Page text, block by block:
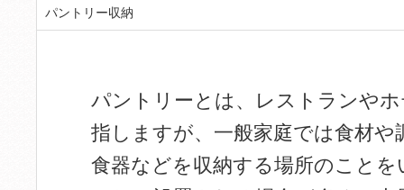
パントリー収納
パントリーとは、レストランや
指しますが、一般家庭では食材
食器などを収納する場所のこと